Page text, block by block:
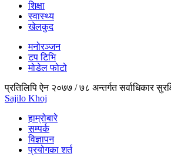
शिक्षा
स्वास्थ्य
खेलकुद
मनोरञ्जन
टप टिभि
मोडेल फोटो
प्रतिलिपि ऐन २०७७ / ७८ अन्तर्गत सर्वाधिकार
Sajilo Khoj
हाम्रोबारे
सम्पर्क
विज्ञापन
प्रयोगका शर्त